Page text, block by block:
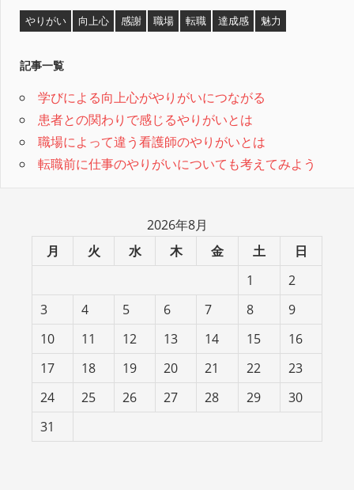
やりがい 向上心 感謝 職場 転職 達成感 魅力
記事一覧
学びによる向上心がやりがいにつながる
患者との関わりで感じるやりがいとは
職場によって違う看護師のやりがいとは
転職前に仕事のやりがいについても考えてみよう
2026年8月
月
火 水 木 金 土
日
1
2
3
4 5 6 7 8
9
10
11 12 13 14 15
16
17
18 19 20 21 22
23
24
25 26 27 28 29
30
31